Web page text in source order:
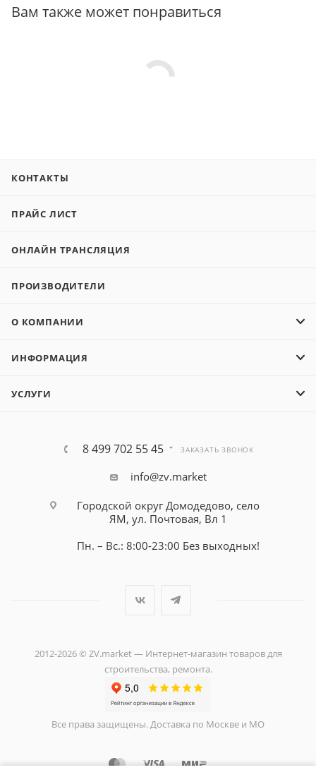
Вам также может понравиться
КОНТАКТЫ
ПРАЙС ЛИСТ
ОНЛАЙН ТРАНСЛЯЦИЯ
ПРОИЗВОДИТЕЛИ
О КОМПАНИИ
ИНФОРМАЦИЯ
УСЛУГИ
8 499 702 55 45 ЗАКАЗАТЬ ЗВОНОК
info@zv.market
Городской округ Домодедово, село
ЯМ, ул. Почтовая, Вл 1
Пн. – Вс.: 8:00-23:00 Без выходных!
2012-2026 © ZV.market — Интернет-магазин товаров для
строительства, ремонта.
Все права защищены. Доставка по Москве и МО